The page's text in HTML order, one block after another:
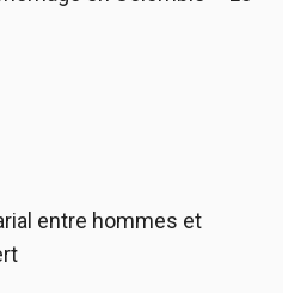
entre hommes et